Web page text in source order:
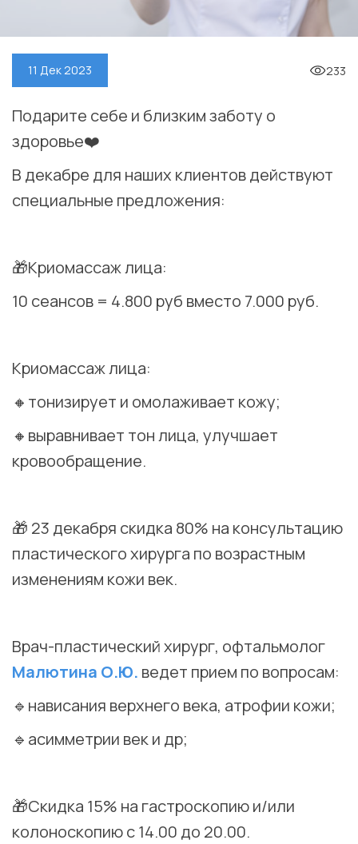
11 Дек 2023 233
Подарите себе и близким заботу о
здоровье❤️
В декабре для наших клиентов действуют
специальные предложения:
🎁Криомассаж лица:
10 сеансов = 4.800 руб вместо 7.000 руб.
Криомассаж лица:
🔸тонизирует и омолаживает кожу;
🔸выравнивает тон лица, улучшает
кровообращение.
🎁 23 декабря скидка 80% на консультацию
пластического хирурга по возрастным
изменениям кожи век.
Врач-пластический хирург, офтальмолог
Малютина О.Ю. ведет прием по вопросам:
🔹нависания верхнего века, атрофии кожи;
🔹асимметрии век и др;
🎁Скидка 15% на гастроскопию и/или
колоноскопию с 14.00 до 20.00.